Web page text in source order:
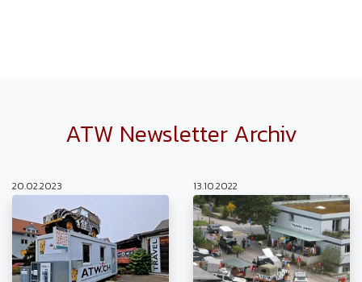
ATW Newsletter Archiv
20.02.2023 13.10.2022